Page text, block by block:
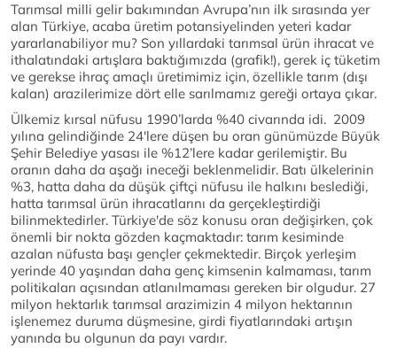
Tarımsal milli gelir bakımından Avrupa’nın ilk sırasında yer
alan Türkiye, acaba üretim potansiyelinden yeteri kadar
yararlanabiliyor mu? Son yıllardaki tarımsal ürün ihracat ve
ithalatındaki artışlara baktığımızda (grafik!), gerek iç tüketim
ve gerekse ihraç amaçlı üretimimiz için, özellikle tarım (dışı
kalan) arazilerimize dört elle sarılmamız gereği ortaya çıkar.
Ülkemiz kırsal nüfusu 1990’larda %40 civarında idi. 2009
yılına gelindiğinde 24'lere düşen bu oran günümüzde Büyük
Şehir Belediye yasası ile %12’lere kadar gerilemiştir. Bu
oranın daha da aşağı ineceği beklenmelidir. Batı ülkelerinin
%3, hatta daha da düşük çiftçi nüfusu ile halkını beslediği,
hatta tarımsal ürün ihracatlarını da gerçekleştirdiği
bilinmektedirler. Türkiye'de söz konusu oran değişirken, çok
önemli bir nokta gözden kaçmaktadır: tarım kesiminde
azalan nüfusta başı gençler çekmektedir. Birçok yerleşim
yerinde 40 yaşından daha genç kimsenin kalmaması, tarım
politikaları açısından atlanılmaması gereken bir olgudur. 27
milyon hektarlık tarımsal arazimizin 4 milyon hektarının
işlenemez duruma düşmesine, girdi fiyatlarındaki artışın
yanında bu olgunun da payı vardır.